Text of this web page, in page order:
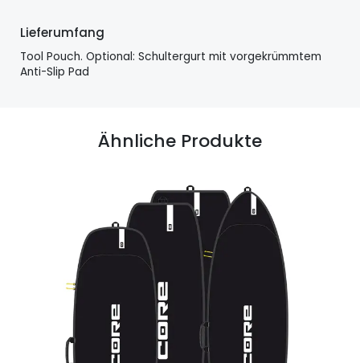
Lieferumfang
Tool Pouch. Optional: Schultergurt mit vorgekrümmtem
Anti-Slip Pad
Ähnliche Produkte